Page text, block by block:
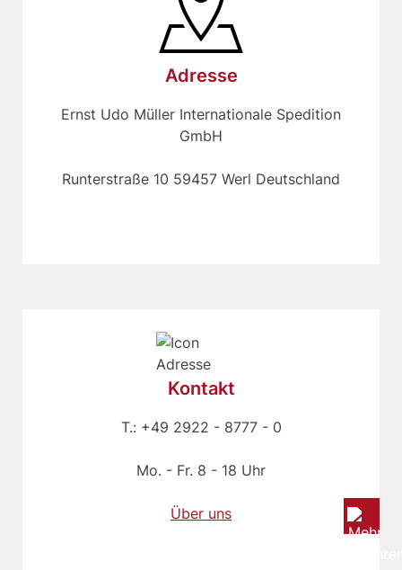
Adresse
Ernst Udo Müller Internationale Spedition
GmbH
Runterstraße 10 59457 Werl Deutschland
Kontakt
T.: +49 2922 - 8777 - 0
Mo. - Fr. 8 - 18 Uhr
Über uns